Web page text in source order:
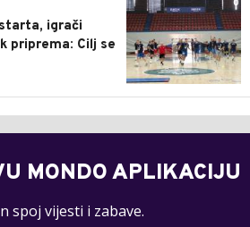
0
igrači
priprema: Cilj se
MONDO APLIKACIJU
spoj vijesti i zabave.